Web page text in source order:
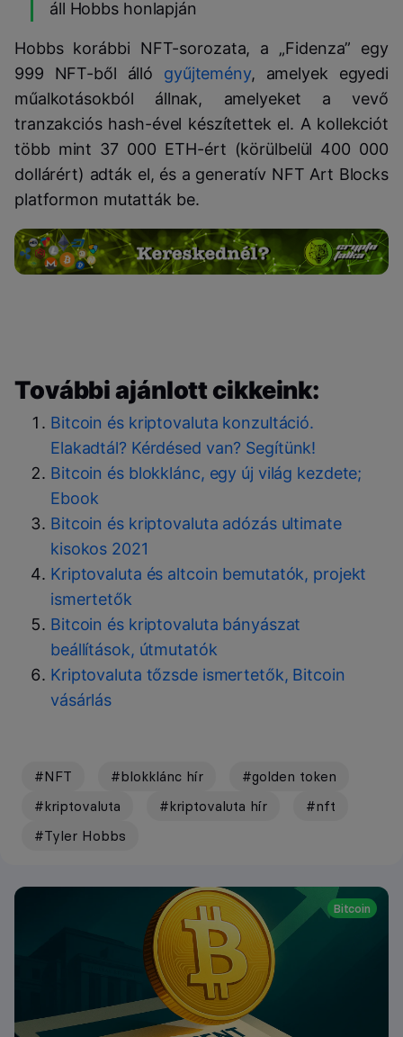
áll Hobbs honlapján
Hobbs korábbi NFT-sorozata, a „Fidenza” egy
999 NFT-ből álló gyűjtemény, amelyek egyedi
műalkotásokból állnak, amelyeket a vevő
tranzakciós hash-ével készítettek el. A kollekciót
több mint 37 000 ETH-ért (körülbelül 400 000
dollárért) adták el, és a generatív NFT Art Blocks
platformon mutatták be.
További ajánlott cikkeink:
Bitcoin és kriptovaluta konzultáció.
Elakadtál? Kérdésed van? Segítünk!
Bitcoin és blokklánc, egy új világ kezdete;
Ebook
Bitcoin és kriptovaluta adózás ultimate
kisokos 2021
Kriptovaluta és altcoin bemutatók, projekt
ismertetők
Bitcoin és kriptovaluta bányászat
beállítások, útmutatók
Kriptovaluta tőzsde ismertetők, Bitcoin
vásárlás
#NFT #blokklánc hír
#golden token
#kriptovaluta
#kriptovaluta hír
#nft
#Tyler Hobbs
Bitcoin